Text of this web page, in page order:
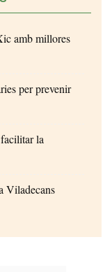
amb millores
per prevenir
la
Viladecans